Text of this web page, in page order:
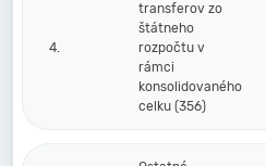
4.
transferov zo
štátneho
rozpočtu v
rámci
konsolidovaného
celku (356)